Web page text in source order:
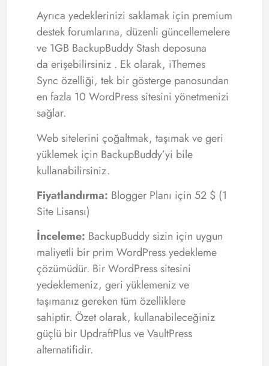
Ayrıca yedeklerinizi saklamak için premium
destek forumlarına, düzenli güncellemelere
ve 1GB BackupBuddy Stash deposuna
da erişebilirsiniz . Ek olarak, iThemes
Sync özelliği, tek bir gösterge panosundan
en fazla 10 WordPress sitesini yönetmenizi
sağlar.
Web sitelerini çoğaltmak, taşımak ve geri
yüklemek için BackupBuddy’yi bile
kullanabilirsiniz.
Fiyatlandırma: Blogger Planı için 52 $ (1
Site Lisansı)
İnceleme: BackupBuddy sizin için uygun
maliyetli bir prim WordPress yedekleme
çözümüdür. Bir WordPress sitesini
yedeklemeniz, geri yüklemeniz ve
taşımanız gereken tüm özelliklere
sahiptir. Özet olarak, kullanabileceğiniz
güçlü bir UpdraftPlus ve VaultPress
alternatifidir.